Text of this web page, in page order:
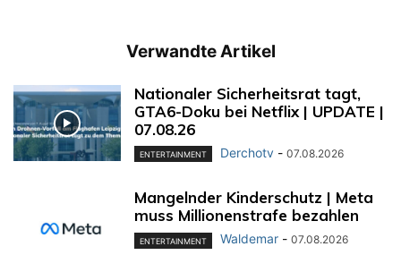
Verwandte Artikel
Nationaler Sicherheitsrat tagt,
GTA6-Doku bei Netflix | UPDATE |
07.08.26
ENTERTAINMENT Derchotv - 07.08.2026
Mangelnder Kinderschutz | Meta
muss Millionenstrafe bezahlen
ENTERTAINMENT Waldemar - 07.08.2026